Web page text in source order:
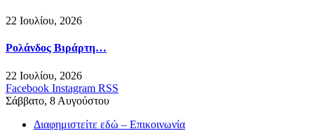
22 Ιουλίου, 2026
Ρολάνδος Βιράρτη…
22 Ιουλίου, 2026
Facebook Instagram RSS
Σάββατο, 8 Αυγούστου
Διαφημιστείτε εδώ – Επικοινωνία